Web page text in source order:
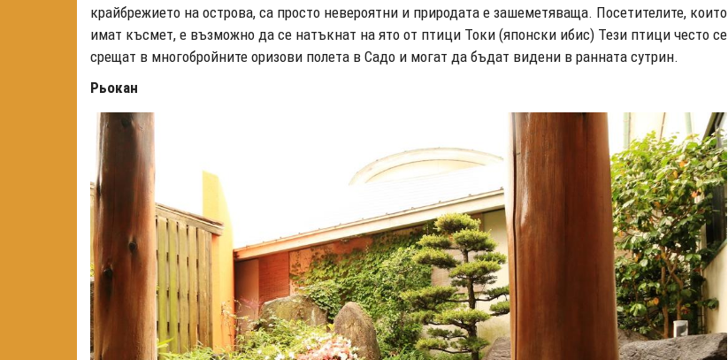
крайбрежието на острова, са просто невероятни и природата е зашеметяваща. Посетителите, които
имат късмет, е възможно да се натъкнат на ято от птици Токи (японски ибис) Тези птици често се
срещат в многобройните оризови полета в Садо и могат да бъдат видени в ранната сутрин.
Рьокан